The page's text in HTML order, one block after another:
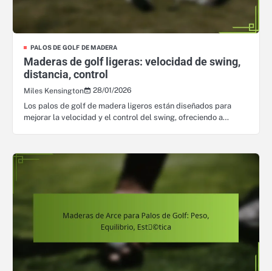
PALOS DE GOLF DE MADERA
Maderas de golf ligeras: velocidad de swing,
distancia, control
Miles Kensington
28/01/2026
Los palos de golf de madera ligeros están diseñados para
mejorar la velocidad y el control del swing, ofreciendo a…